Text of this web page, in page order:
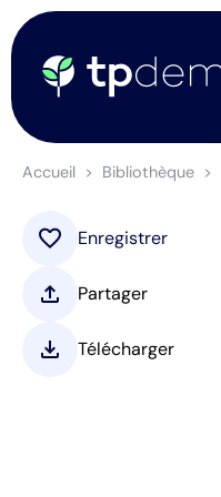
Accueil Bibliothèque
favorite Enregistrer
upload Partager
download Télécharger